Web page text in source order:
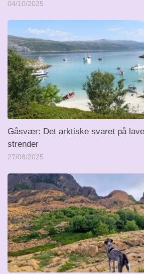
04/10/2025
Gåsvær: Det arktiske svaret på
strender
27/08/2025